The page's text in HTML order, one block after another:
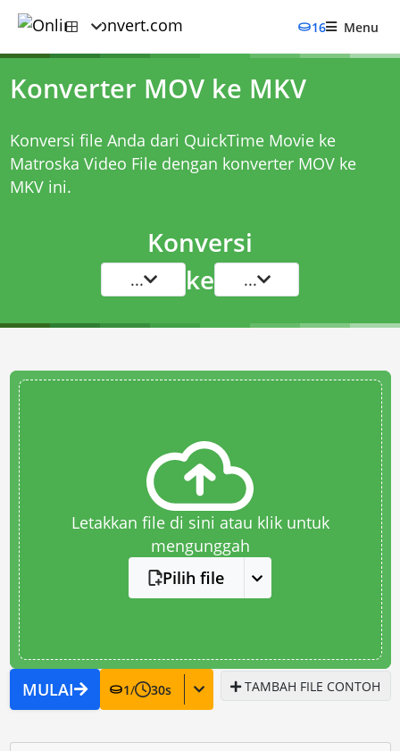
16 Menu
Konverter MOV ke MKV
Konversi file Anda dari QuickTime Movie ke
Matroska Video File dengan konverter MOV ke
MKVini.
Konversi
... ke ...
Letakkan file di sini atau klik untuk
mengunggah
Pilih file
MULAI 1/ 30s TAMBAH FILE CONTOH